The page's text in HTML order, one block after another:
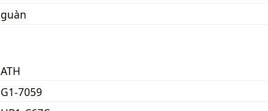
guàn
ATH
G1-7059